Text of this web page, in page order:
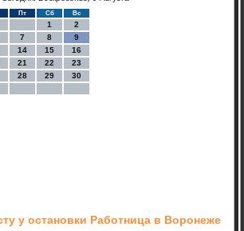
Пт Сб Вс
1
2
7 8
9
14 15
16
21 22
23
28 29
30
у остановки Работница в Воронеже